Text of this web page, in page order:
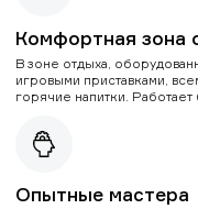
Комфортная зона
В зоне отдыха,
игровыми приставками,
горячие напитки. Работает
Опытные мастера